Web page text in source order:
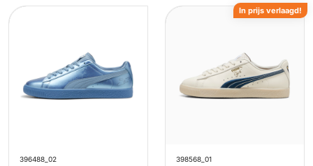
396488_02
398568_01
In prijs verlaagd!